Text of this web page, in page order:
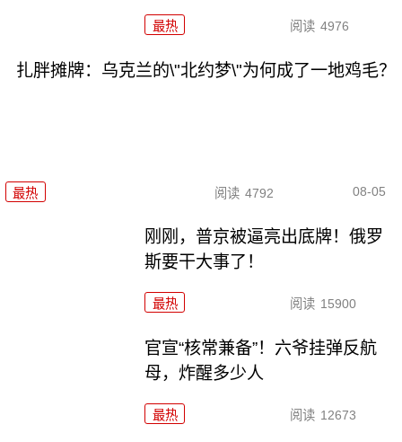
最热 阅读 4976
扎胖摊牌：乌克兰的\"北约梦\"为何成了一地鸡毛？
最热 阅读 4792 08-05
刚刚，普京被逼亮出底牌！俄罗
斯要干大事了！
最热 阅读 15900
官宣“核常兼备”！六爷挂弹反航
母，炸醒多少人
最热 阅读 12673